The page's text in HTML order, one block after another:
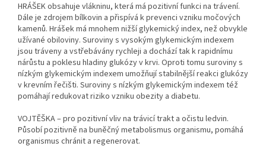
HRÁŠEK obsahuje vlákninu, která má pozitivní funkci na trávení.
Dále je zdrojem bílkovin a přispívá k prevenci vzniku močových
kamenů. Hrášek má mnohem nižší glykemický index, než obvykle
užívané obiloviny. Suroviny s vysokým glykemickým indexem
jsou tráveny a vstřebávány rychleji a dochází tak k rapidnímu
nárůstu a poklesu hladiny glukózy v krvi. Oproti tomu suroviny s
nízkým glykemickým indexem umožňují stabilnější reakci glukózy
v krevním řečišti. Suroviny s nízkým glykemickým indexem též
pomáhají redukovat riziko vzniku obezity a diabetu.
VOJTĚŠKA – pro pozitivní vliv na trávicí trakt a očistu ledvin.
Působí pozitivně na buněčný metabolismus organismu, pomáhá
organismus chránit a regenerovat.